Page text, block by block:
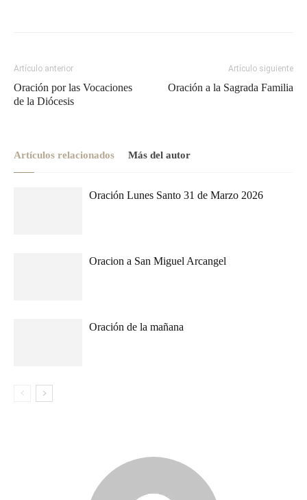
Artículo anterior
Oración por las Vocaciones
de la Diócesis
Artículo siguiente
Oración a la Sagrada Familia
Artículos relacionados Más del autor
Oración Lunes Santo 31 de Marzo 2026
Oracion a San Miguel Arcangel
Oración de la mañana